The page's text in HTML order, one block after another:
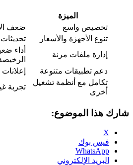
الميزة
تخصيص واسع
ضعف
تنوع الأجهزة والأسعار
إدارة ملفات مرنة
أداء
دعم تطبيقات متنوعة
تكامل مع أنظمة تشغيل
أخرى
تجربة
شارك هذا الموضوع:
X
فيس بوك
WhatsApp
البريد الإلكتروني